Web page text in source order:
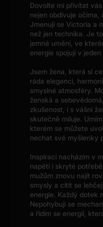
Dovolte mi přivítat
nejen obdivuje očima,
Jmenuji se Victoria a
než jen technika. Je
jemné umění, ve
energie spojují v
Jsem žena, která si
ráda eleganci,
smyslné atmosféry.
ženská a
zkušenost, i s vášní
skutečně miluje.
kterém se můžete
nechat své myšlenky
Inspiraci nacházím v
napětí i skryté
mužům znovu najít
smysly a cítit se
energie. Každý dotek
Nepohybuji se
a řídím se energií,